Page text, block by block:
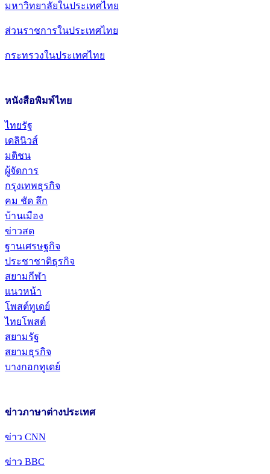
มหาวิทยาลัยในประเทศไทย
ส่วนราชการในประเทศไทย
กระทรวงในประเทศไทย
หนังสือพิมพ์ไทย
ไทยรัฐ
เดลินิวส์
มติชน
ผู้จัดการ
กรุงเทพธุรกิจ
คม ชัด ลึก
บ้านเมือง
ข่าวสด
ฐานเศรษฐกิจ
ประชาชาติธุรกิจ
สยามกีฬา
แนวหน้า
โพสต์ทูเดย์
ไทยโพสต์
สยามรัฐ
สยามธุรกิจ
บางกอกทูเดย์
ข่าวภาษาต่างประเทศ
ข่าว CNN
ข่าว BBC